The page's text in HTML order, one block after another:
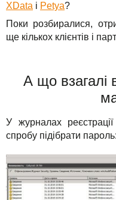
XData і Petya?
Поки розбиралися,
ще кількох клієнтів і
А що взагалі
У журналах
спробу підібрати пароль: